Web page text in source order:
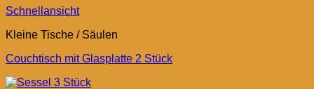
Schnellansicht
Kleine Tische / Säulen
Couchtisch mit Glasplatte 2 Stück